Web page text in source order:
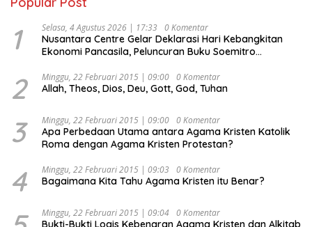
1 Selasa, 4 Agustus 2026 | 17:33 0 Komentar
Nusantara Centre Gelar Deklarasi Hari Kebangkitan
Ekonomi Pancasila, Peluncuran Buku Soemitro
Ekonomi Politik Indonesia) & Simposium Nasional
“Urgensi Undang-Undang Perekonomian Nasional dan
Indonesia Emas 2045”,
2 Minggu, 22 Februari 2015 | 09:00 0 Komentar
Allah, Theos, Dios, Deu, Gott, God, Tuhan
3 Minggu, 22 Februari 2015 | 09:00 0 Komentar
Apa Perbedaan Utama antara Agama Kristen Katolik
Roma dengan Agama Kristen Protestan?
4 Minggu, 22 Februari 2015 | 09:03 0 Komentar
Bagaimana Kita Tahu Agama Kristen itu Benar?
Minggu, 22 Februari 2015 | 09:04 0 Komentar
Bukti-Bukti Logis Kebenaran Agama Kristen dan Alkitab